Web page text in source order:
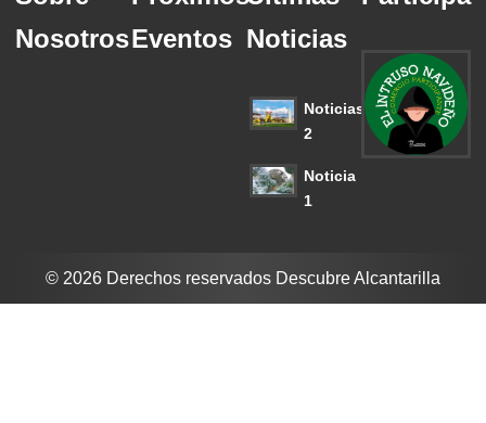
NosotrosEventos Noticias
Noticias
2
Noticia
1
© 2026 Derechos reservados Descubre Alcantarilla